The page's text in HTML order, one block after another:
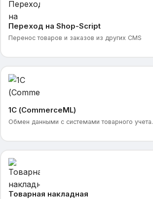
Переход на Shop-Script
Перенос товаров и заказов из других CMS
1С (CommerceML)
Обмен данными с системами товарного учета.
Товарная накладная